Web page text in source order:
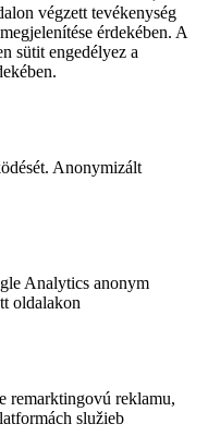
végzett tevékenység
érdekében. A
sütit engedélyez a
Anonymizált
Analytics anonym
oldalakon
remarktingovú reklamu,
služieb